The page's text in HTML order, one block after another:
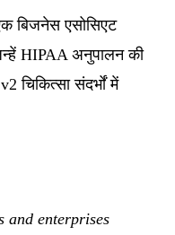
बिजनेस एसोसिएट
HIPAA अनुपालन की
चिकित्सा संदर्भों में
and enterprises